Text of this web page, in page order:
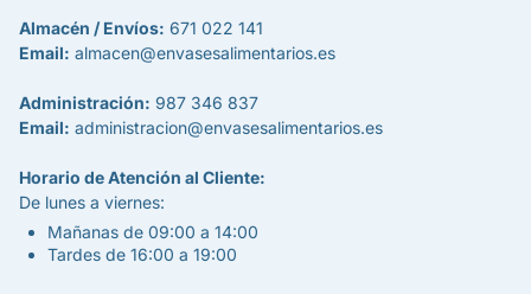
Almacén / Envíos: 671 022 141
Email: almacen@envasesalimentarios.es
Administración: 987 346 837
Email: administracion@envasesalimentarios.es
Horario de Atención al Cliente:
De lunes a viernes:
Mañanas de 09:00 a 14:00
Tardes de 16:00 a 19:00